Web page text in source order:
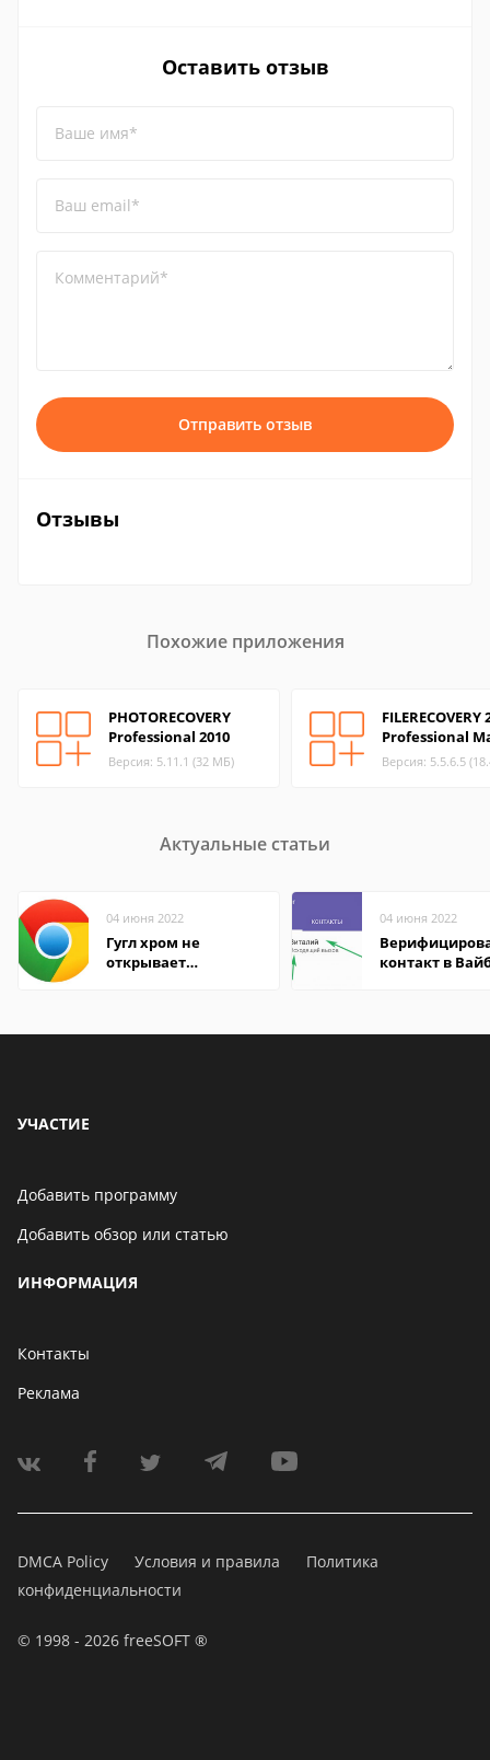
Оставить отзыв
Ваше имя*
Ваш email*
Комментарий*
Отправить отзыв
Отзывы
Похожие приложения
PHOTORECOVERY
Professional 2010
Версия: 5.11.1 (32 МБ)
FILERECOVERY
Professional
Версия: 5.5.6.5
Актуальные статьи
04 июня 2022
Гугл хром не
открывает
04 июня 2022
контакт в
УЧАСТИЕ
Добавить программу
Добавить обзор или статью
ИНФОРМАЦИЯ
Контакты
Реклама
DMCA Policy Условия и правила
Политика
конфиденциальности
© 1998 - 2026 freeSOFT ®